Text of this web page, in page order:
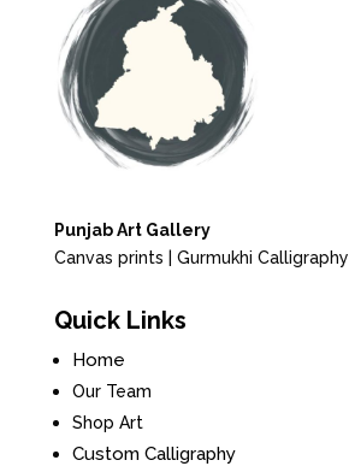
Punjab Art Gallery
Canvas prints | Gurmukhi Calligraphy
Quick Links
Home
Our Team
Shop Art
Custom Calligraphy